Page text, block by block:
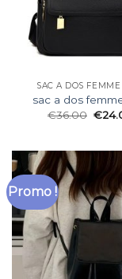
SAC A DOS FEMME
sac a dos
€36.00 €
Promo !